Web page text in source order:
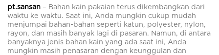
pt.sansan – Bahan kain pakaian terus dikembangkan dari
waktu ke waktu. Saat ini, Anda mungkin cukup mudah
menjumpai bahan-bahan seperti katun, polyester, nylon,
rayon, dan masih banyak lagi di pasaran. Namun, di antara
banyaknya jenis bahan kain yang ada saat ini, Anda
mungkin masih penasaran dengan keunggulan dan